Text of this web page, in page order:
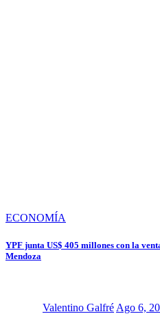
ECONOMÍA
YPF junta US$ 405 millones con la
Mendoza
Valentino Galfré Ago 6,